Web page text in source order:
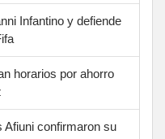
Infantino y defiende
horarios por ahorro
Afiuni confirmaron su